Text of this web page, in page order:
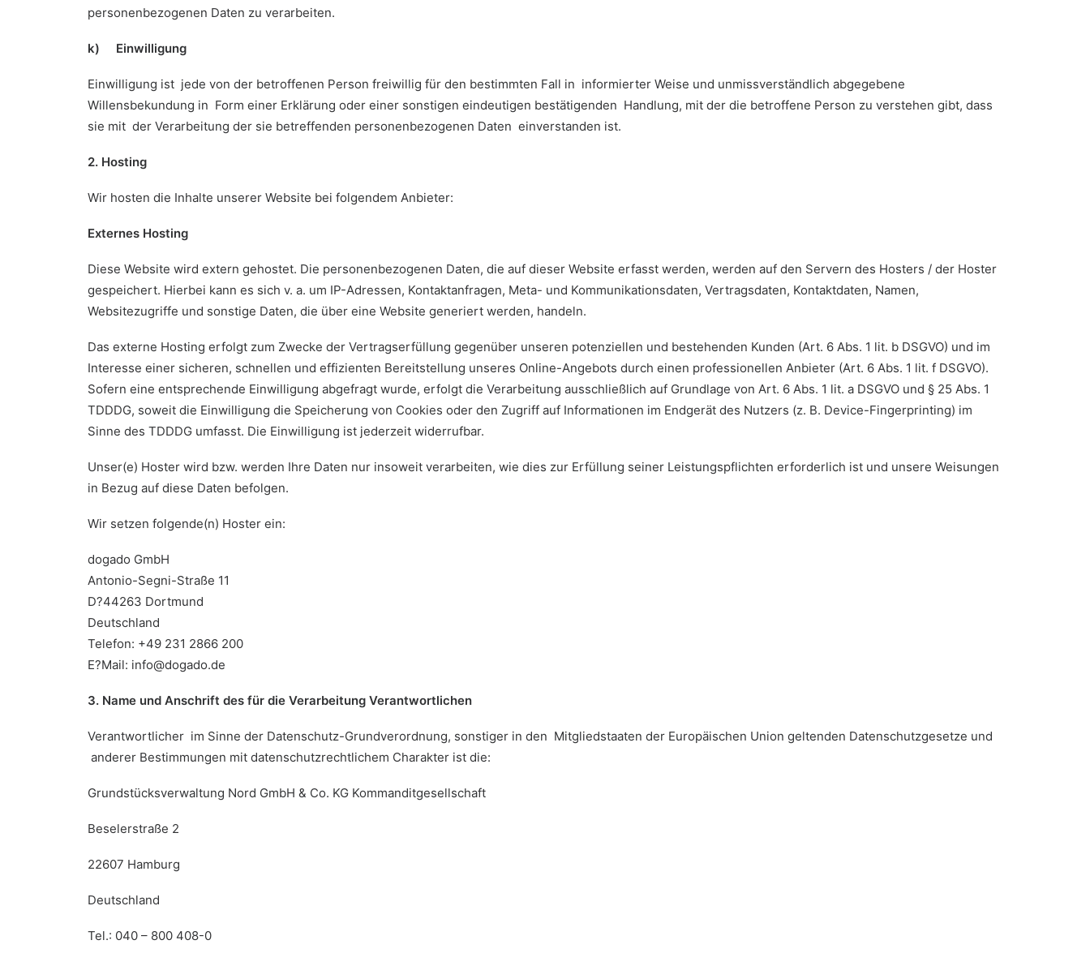
personenbezogenen Daten zu verarbeiten.
k) Einwilligung
Einwilligung ist jede von der betroffenen Person freiwillig für den bestimmten Fall in informierter Weise und unmissverständlich abgegebene
Willensbekundung in Form einer Erklärung oder einer sonstigen eindeutigen bestätigenden Handlung, mit der die betroffene Person zu verstehen gibt, dass
sie mit der Verarbeitung der sie betreffenden personenbezogenen Daten einverstanden ist.
2. Hosting
Wir hosten die Inhalte unserer Website bei folgendem Anbieter:
Externes Hosting
Diese Website wird extern gehostet. Die personenbezogenen Daten, die auf dieser Website erfasst werden, werden auf den Servern des Hosters / der Hoster
gespeichert. Hierbei kann es sich v. a. um IP-Adressen, Kontaktanfragen, Meta- und Kommunikationsdaten, Vertragsdaten, Kontaktdaten, Namen,
Websitezugriffe und sonstige Daten, die über eine Website generiert werden, handeln.
Das externe Hosting erfolgt zum Zwecke der Vertragserfüllung gegenüber unseren potenziellen und bestehenden Kunden (Art. 6 Abs. 1 lit. b DSGVO) und im
Interesse einer sicheren, schnellen und effizienten Bereitstellung unseres Online-Angebots durch einen professionellen Anbieter (Art. 6 Abs. 1 lit. f DSGVO).
Sofern eine entsprechende Einwilligung abgefragt wurde, erfolgt die Verarbeitung ausschließlich auf Grundlage von Art. 6 Abs. 1 lit. a DSGVO und § 25 Abs. 1
TDDDG, soweit die Einwilligung die Speicherung von Cookies oder den Zugriff auf Informationen im Endgerät des Nutzers (z. B. Device-Fingerprinting) im
Sinne des TDDDG umfasst. Die Einwilligung ist jederzeit widerrufbar.
Unser(e) Hoster wird bzw. werden Ihre Daten nur insoweit verarbeiten, wie dies zur Erfüllung seiner Leistungspflichten erforderlich ist und unsere Weisungen
in Bezug auf diese Daten befolgen.
Wir setzen folgende(n) Hoster ein:
dogado GmbH
Antonio-Segni-Straße 11
D?44263 Dortmund
Deutschland
Telefon: +49 231 2866 200
E?Mail: info@dogado.de
3. Name und Anschrift des für die Verarbeitung Verantwortlichen
Verantwortlicher im Sinne der Datenschutz-Grundverordnung, sonstiger in den Mitgliedstaaten der Europäischen Union geltenden Datenschutzgesetze und
anderer Bestimmungen mit datenschutzrechtlichem Charakter ist die:
Grundstücksverwaltung Nord GmbH & Co. KG Kommanditgesellschaft
Beselerstraße 2
22607 Hamburg
Deutschland
Tel.: 040 – 800 408-0